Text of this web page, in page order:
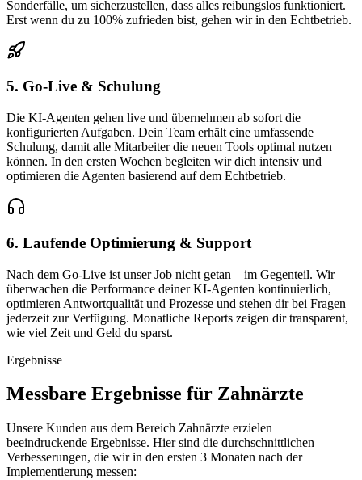
Sonderfälle, um sicherzustellen, dass alles reibungslos funktioniert.
Erst wenn du zu 100% zufrieden bist, gehen wir in den Echtbetrieb.
5. Go-Live & Schulung
Die KI-Agenten gehen live und übernehmen ab sofort die
konfigurierten Aufgaben. Dein Team erhält eine umfassende
Schulung, damit alle Mitarbeiter die neuen Tools optimal nutzen
können. In den ersten Wochen begleiten wir dich intensiv und
optimieren die Agenten basierend auf dem Echtbetrieb.
6. Laufende Optimierung & Support
Nach dem Go-Live ist unser Job nicht getan – im Gegenteil. Wir
überwachen die Performance deiner KI-Agenten kontinuierlich,
optimieren Antwortqualität und Prozesse und stehen dir bei Fragen
jederzeit zur Verfügung. Monatliche Reports zeigen dir transparent,
wie viel Zeit und Geld du sparst.
Ergebnisse
Messbare Ergebnisse für Zahnärzte
Unsere Kunden aus dem Bereich Zahnärzte erzielen
beeindruckende Ergebnisse. Hier sind die durchschnittlichen
Verbesserungen, die wir in den ersten 3 Monaten nach der
Implementierung messen: